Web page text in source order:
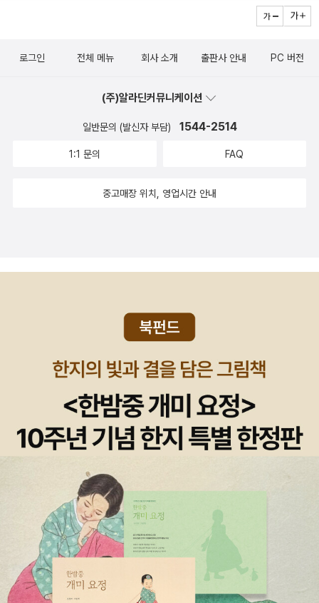
로그인 전체 메뉴 회사 소개 출판사 안내 PC 버전
(주)알라딘커뮤니케이션
일반문의 (발신자 부담) 1544-2514
1:1 문의 FAQ
중고매장 위치, 영업시간 안내